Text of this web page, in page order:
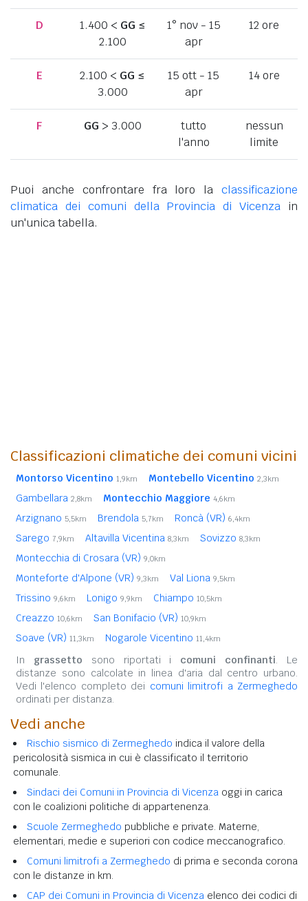
D 1.400 < GG ≤
2.100
1° nov - 15
apr
12 ore
E 2.100 < GG ≤
3.000
15 ott - 15
apr
14 ore
F GG > 3.000
tutto
l'anno
nessun
limite
Puoi anche confrontare fra loro la classificazione
climatica dei comuni della Provincia di Vicenza in
un'unica tabella.
Classificazioni climatiche dei comuni vicini
Montorso Vicentino 1,9km Montebello Vicentino 2,3km
Gambellara 2,8km Montecchio Maggiore 4,6km
Arzignano 5,5km Brendola 5,7km Roncà (VR) 6,4km
Sarego 7,9km Altavilla Vicentina 8,3km Sovizzo 8,3km
Montecchia di Crosara (VR) 9,0km
Monteforte d'Alpone (VR) 9,3km Val Liona 9,5km
Trissino 9,6km Lonigo 9,9km Chiampo 10,5km
Creazzo 10,6km San Bonifacio (VR) 10,9km
Soave (VR) 11,3km Nogarole Vicentino 11,4km
In grassetto sono riportati i comuni confinanti. Le
distanze sono calcolate in linea d'aria dal centro urbano.
Vedi l'elenco completo dei comuni limitrofi a Zermeghedo
ordinati per distanza.
Vedi anche
Rischio sismico di Zermeghedo indica il valore della
pericolosità sismica in cui è classificato il territorio
comunale.
Sindaci dei Comuni in Provincia di Vicenza oggi in carica
con le coalizioni politiche di appartenenza.
Scuole Zermeghedo pubbliche e private. Materne,
elementari, medie e superiori con codice meccanografico.
Comuni limitrofi a Zermeghedo di prima e seconda corona
con le distanze in km.
CAP dei Comuni in Provincia di Vicenza elenco dei codici di